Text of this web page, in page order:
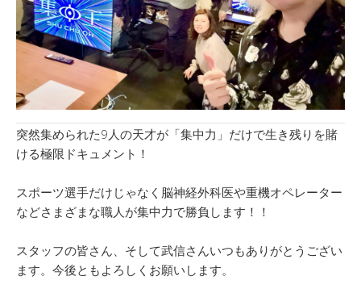
突然集められた9人の天才が「集中力」だけで生き残りを賭
ける極限ドキュメント！
スポーツ選手だけじゃなく脳神経外科医や重機オペレーター
などさまざまな職人が集中力で勝負します！！
スタッフの皆さん、そして武信さんいつもありがとうござい
ます。今後ともよろしくお願いします。